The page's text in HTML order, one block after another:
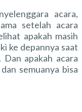
acara,
setelah acara
apakah masih
ke depannya saat
apakah acara
semuanya bisa